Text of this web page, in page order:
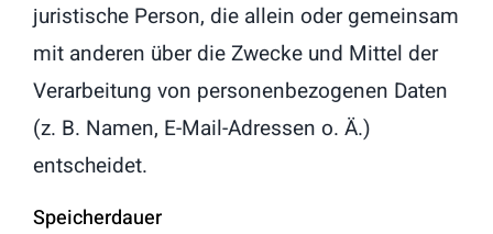
juristische Person, die allein oder gemeinsam
mit anderen über die Zwecke und Mittel der
Verarbeitung von personenbezogenen Daten
(z. B. Namen, E-Mail-Adressen o. Ä.)
entscheidet.
Speicherdauer